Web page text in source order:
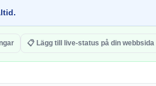
📋 Lägg till live-status på din webbsida